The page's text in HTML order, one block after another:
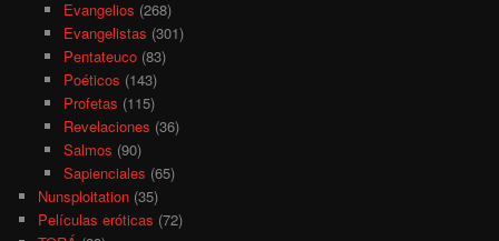
Evangelios (268)
Evangelistas (301)
Pentateuco(83)
Poéticos (143)
Profetas (115)
Revelaciones (36)
Salmos (90)
Sapienciales (65)
Nunsploitation (35)
Películas eróticas (72)